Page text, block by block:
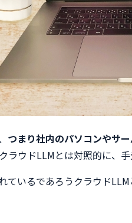
つまり社内のパソコンやサ
ウドLLMとは対照的に、
いるであろうクラウドLLM